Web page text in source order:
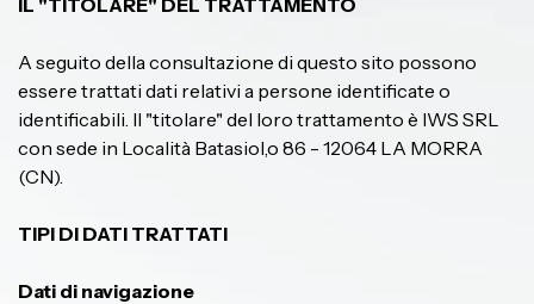
IL "TITOLARE" DEL TRATTAMENTO
A seguito della consultazione di questo sito possono
essere trattati dati relativi a persone identificate o
identificabili. Il "titolare" del loro trattamento è IWS SRL
con sede in Località Batasiol,o 86 - 12064 LA MORRA
(CN).
TIPI DI DATI TRATTATI
Dati di navigazione